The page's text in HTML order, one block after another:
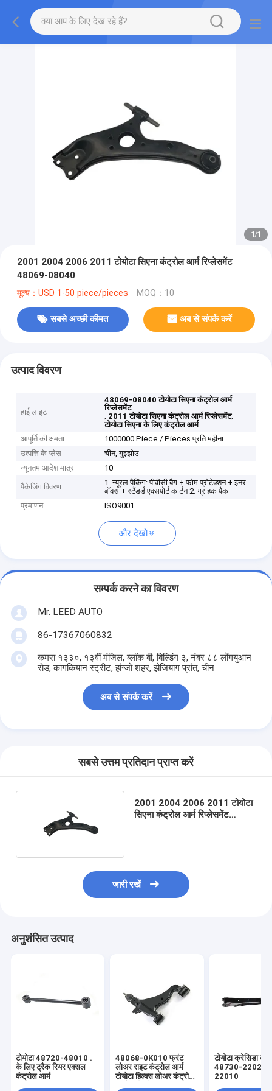
1/1
2001 2004 2006 2011 टोयोटा सिएना कंट्रोल आर्म रिप्लेसमेंट
48069-08040
मूल्य：USD 1-50 piece/pieces MOQ：10
सबसे अच्छी कीमत अब से संपर्क करें
उत्पाद विवरण
हाई लाइट
48069-08040 टोयोटा सिएना कंट्रोल आर्म
रिप्लेसमेंट
, 2011 टोयोटा सिएना कंट्रोल आर्म रिप्लेसमेंट,
टोयोटा सिएना के लिए कंट्रोल आर्म
आपूर्ति की क्षमता
1000000 Piece / Pieces प्रति महीना
उत्पत्ति के प्लेस
चीन, गुइझोउ
न्यूनतम आदेश मात्रा
10
पैकेजिंग विवरण
1. न्यूरल पैकिंग: पीवीसी बैग + फोम प्रोटेक्शन + इनर
बॉक्स + स्टैंडर्ड एक्सपोर्ट कार्टन 2. ग्राहक पैक
प्रमाणन
ISO9001
और देखो
सम्पर्क करने का विवरण
Mr. LEED AUTO
86-17367060832
कमरा १३३०, १३वीं मंजिल, ब्लॉक बी, बिल्डिंग ३, नंबर ८८ लोंगयुआन
रोड, कांगकियान स्ट्रीट, हांग्जो शहर, झेजियांग प्रांत, चीन
अब से संपर्क करें
सबसे उत्तम प्रतिदान प्राप्त करें
2001 2004 2006 2011 टोयोटा
सिएना कंट्रोल आर्म रिप्लेसमेंट
जारी रखें
अनुशंसित उत्पाद
टोयोटा 48720-48010 .
के लिए ट्रैक रियर एक्सल
कंट्रोल आर्म
48068-0K010 फ्रंट
लोअर राइट कंट्रोल आर्म
टोयोटा हिल्क्स लोअर कंट्रोल
टोयोटा क्रेसिडा
48730-22020
22010